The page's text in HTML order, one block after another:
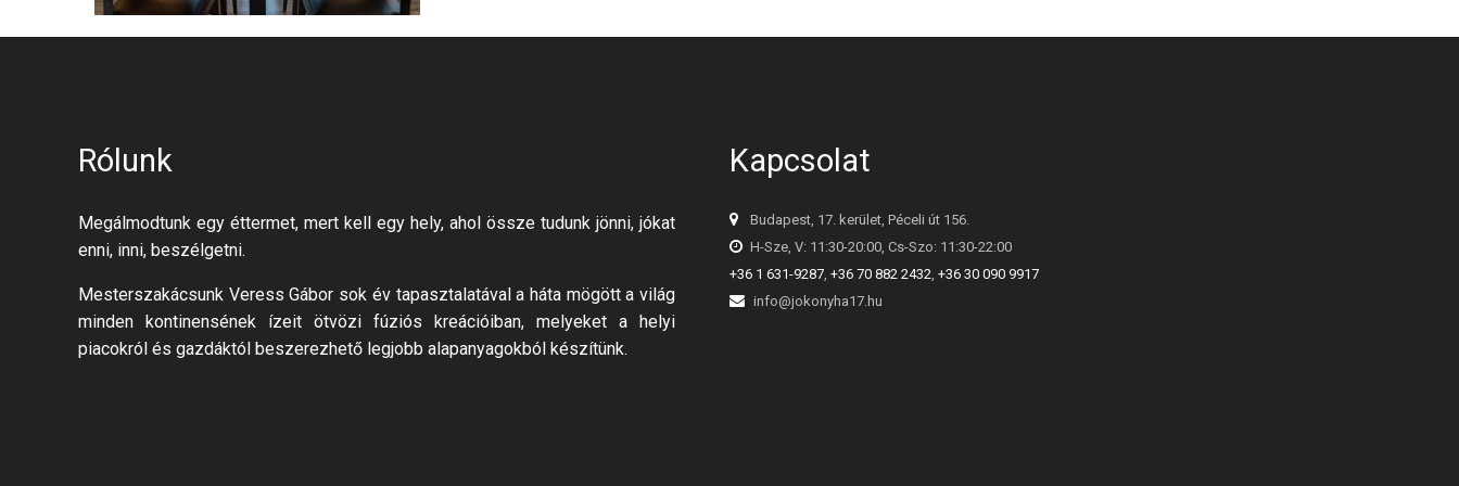
Rólunk
Megálmodtunk egy éttermet, mert kell egy hely, ahol össze tudunk jönni, jókat
enni, inni, beszélgetni.
Mesterszakácsunk Veress Gábor sok év tapasztalatával a háta mögött a világ
minden kontinensének ízeit ötvözi fúziós kreációiban, melyeket a helyi
piacokról és gazdáktól beszerezhető legjobb alapanyagokból készítünk.
Kapcsolat
Budapest, 17. kerület, Péceli út 156.
H-Sze, V: 11:30-20:00, Cs-Szo: 11:30-22:00
+36 1 631-9287, +36 70 882 2432, +36 30 090 9917
info@jokonyha17.hu